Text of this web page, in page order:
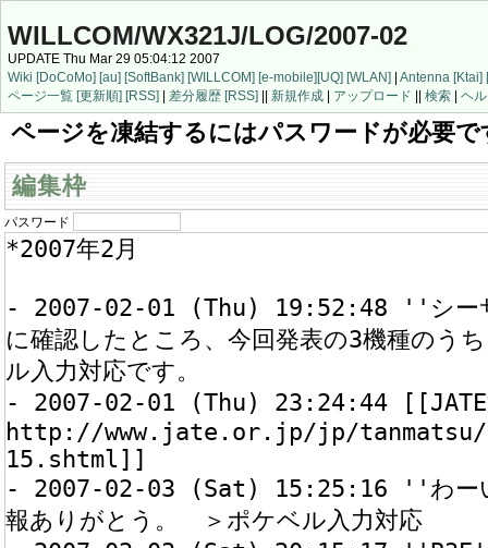
WILLCOM/WX321J/LOG/2007-02
UPDATE Thu Mar 29 05:04:12 2007
Wiki [DoCoMo] [au] [SoftBank] [WILLCOM] [e-mobile][UQ] [WLAN] | Antenna [Ktai]
ページ一覧 [更新順] [RSS] | 差分履歴 [RSS] || 新規作成 | アップロード || 検索 | ヘ
ページを凍結するにはパスワードが必要で
編集枠
パスワード